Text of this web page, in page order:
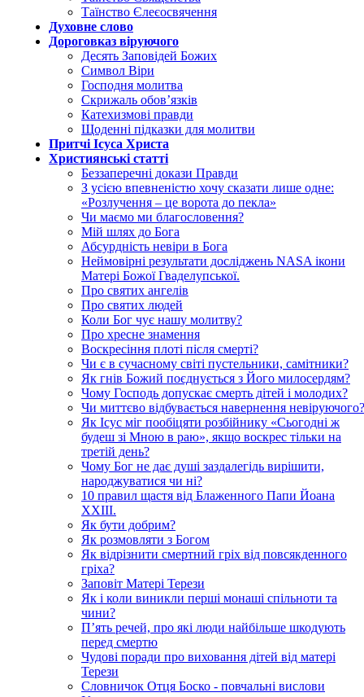
Таїнство Єлеєосвячення
Духовне слово
Дороговказ віруючого
Десять Заповідей Божих
Символ Віри
Господня молитва
Скрижаль обов’язків
Катехизмові правди
Щоденні підказки для молитви
Притчі Ісуса Христа
Християнські статті
Беззаперечні докази Правди
З усією впевненістю хочу сказати лише одне:
«Розлучення – це ворота до пекла»
Чи маємо ми благословення?
Мій шлях до Бога
Абсурдність невіри в Бога
Неймовірні результати досліджень NASA ікони
Матері Божої Гваделупської.
Про святих ангелів
Про святих людей
Коли Бог чує нашу молитву?
Про хресне знамення
Воскресіння плоті після смерті?
Чи є в сучасному світі пустельники, самітники?
Як гнів Божий поєднується з Його милосердям?
Чому Господь допускає смерть дітей і молодих?
Чи миттєво відбувається навернення невіруючого?
Як Ісус міг пообіцяти розбійнику «Сьогодні ж
будеш зі Мною в раю», якщо воскрес тільки на
третій день?
Чому Бог не дає душі заздалегідь вирішити,
народжуватися чи ні?
10 правил щастя від Блаженного Папи Йоана
XXIII.
Як бути добрим?
Як розмовляти з Богом
Як відрізнити смертний гріх від повсякденного
гріха?
Заповіт Матері Терези
Як і коли виникли перші монаші спільноти та
чини?
П’ять речей, про які люди найбільше шкодують
перед смертю
Чудові поради про виховання дітей від матері
Терези
Словничок Отця Боско - повчальні вислови